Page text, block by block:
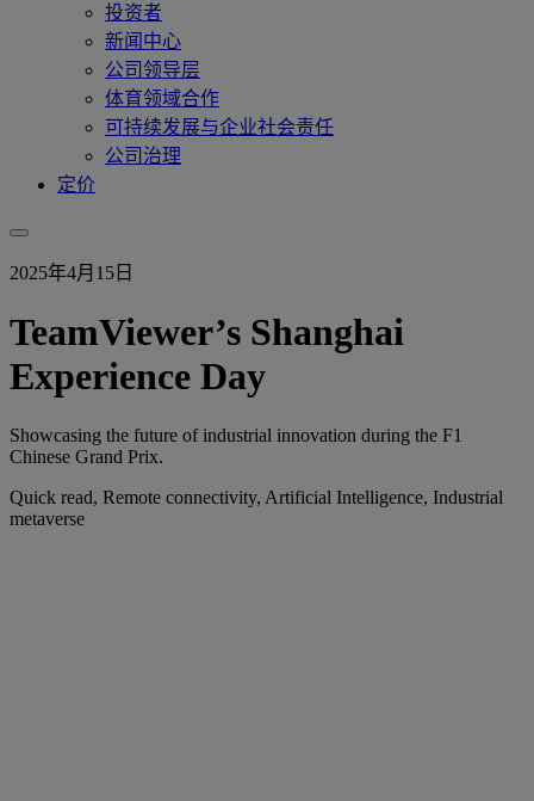
投资者
新闻中心
公司领导层
体育领域合作
可持续发展与企业社会责任
公司治理
定价
2025年4月15日
TeamViewer’s Shanghai
Experience Day
Showcasing the future of industrial innovation during the F1
Chinese Grand Prix.
Quick read, Remote connectivity, Artificial Intelligence, Industrial
metaverse